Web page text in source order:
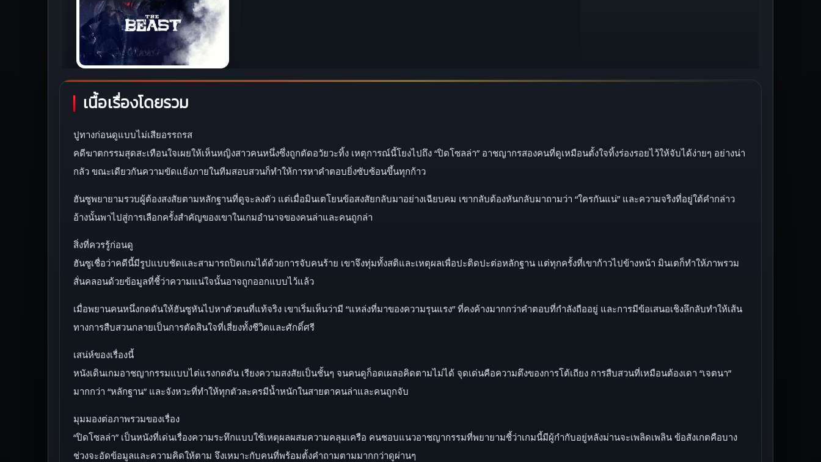
เนื้อเรื่องโดยรวม
ปูทางก่อนดูแบบไม่เสียอรรถรส
คดีฆาตกรรมสุดสะเทือนใจเผยให้เห็นหญิงสาวคนหนึ่งซึ่งถูกตัดอวัยวะทิ้ง เหตุการณ์นี้โยงไปถึง “ปิดโซลล่า” อาชญากรสองคนที่ดูเหมือนตั้งใจทิ้งร่องรอยไว้ให้จับได้ง่ายๆ อย่างน่า
กลัว ขณะเดียวกันความขัดแย้งภายในทีมสอบสวนก็ทำให้การหาคำตอบยิ่งซับซ้อนขึ้นทุกก้าว
ฮันซูพยายามรวบผู้ต้องสงสัยตามหลักฐานที่ดูจะลงตัว แต่เมื่อมินเตโยนข้อสงสัยกลับมาอย่างเฉียบคม เขากลับต้องหันกลับมาถามว่า “ใครกันแน่” และความจริงที่อยู่ใต้คำกล่าว
อ้างนั้นพาไปสู่การเลือกครั้งสำคัญของเขาในเกมอำนาจของคนล่าและคนถูกล่า
สิ่งที่ควรรู้ก่อนดู
ฮันซูเชื่อว่าคดีนี้มีรูปแบบชัดและสามารถปิดเกมได้ด้วยการจับคนร้าย เขาจึงทุ่มทั้งสติและเหตุผลเพื่อปะติดปะต่อหลักฐาน แต่ทุกครั้งที่เขาก้าวไปข้างหน้า มินเตก็ทำให้ภาพรวม
สั่นคลอนด้วยข้อมูลที่ชี้ว่าความแน่ใจนั้นอาจถูกออกแบบไว้แล้ว
เมื่อพยานคนหนึ่งกดดันให้ฮันซูหันไปหาตัวตนที่แท้จริง เขาเริ่มเห็นว่ามี “แหล่งที่มาของความรุนแรง” ที่คงค้างมากกว่าคำตอบที่กำลังถืออยู่ และการมีข้อเสนอเชิงลึกลับทำให้เส้น
ทางการสืบสวนกลายเป็นการตัดสินใจที่เสี่ยงทั้งชีวิตและศักดิ์ศรี
เสน่ห์ของเรื่องนี้
หนังเดินเกมอาชญากรรมแบบไต่แรงกดดัน เรียงความสงสัยเป็นชั้นๆ จนคนดูก็อดเผลอคิดตามไม่ได้ จุดเด่นคือความตึงของการโต้เถียง การสืบสวนที่เหมือนต้องเดา “เจตนา”
มากกว่า “หลักฐาน” และจังหวะที่ทำให้ทุกตัวละครมีน้ำหนักในสายตาคนล่าและคนถูกจับ
มุมมองต่อภาพรวมของเรื่อง
“ปิดโซลล่า” เป็นหนังที่เด่นเรื่องความระทึกแบบใช้เหตุผลผสมความคลุมเครือ คนชอบแนวอาชญากรรมที่พยายามชี้ว่าเกมนี้มีผู้กำกับอยู่หลังม่านจะเพลิดเพลิน ข้อสังเกตคือบาง
ช่วงจะอัดข้อมูลและความคิดให้ตาม จึงเหมาะกับคนที่พร้อมตั้งคำถามตามมากกว่าดูผ่านๆ